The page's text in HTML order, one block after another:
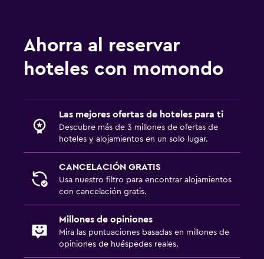
Ahorra al reservar
hoteles con momondo
Las mejores ofertas de hoteles para ti
Descubre más de 3 millones de ofertas de
hoteles y alojamientos en un solo lugar.
CANCELACIÓN GRATIS
Usa nuestro filtro para encontrar alojamientos
con cancelación gratis.
Millones de opiniones
Mira las puntuaciones basadas en millones de
opiniones de huéspedes reales.